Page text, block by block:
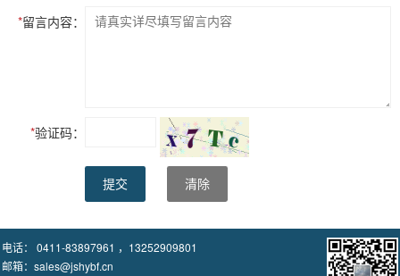
*留言内容：
*验证码：
提交 清除
电话： 0411-83897961 ，13252909801
邮箱：sales@jshybf.cn